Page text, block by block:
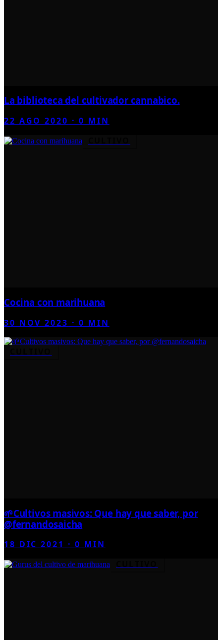
La biblioteca del cultivador cannabico.
22 AGO 2020 ·0 MIN
Cocina con marihuana
30 NOV 2023 ·0 MIN
🌱Cultivos masivos: Que hay que saber, por
@fernandosaicha
18 DIC 2021 ·0 MIN